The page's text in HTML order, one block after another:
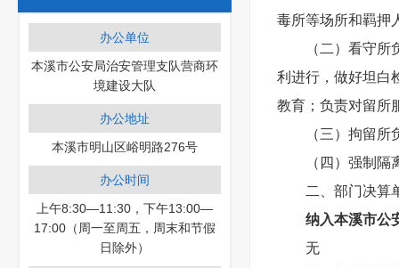
办公单位
本溪市公安局治安管理支队营商环
境建设大队
办公地址
本溪市明山区峪明路276号
办公时间
上午8:30—11:30，下午13:00—
17:00（周一至周五，周末和节假
日除外）
毒所等场所和羁押
（二）看守
利进行，做好坦白
教育；负责对留所
（三）拘留
（四）强制
二、部门决算
纳入本溪市公
无